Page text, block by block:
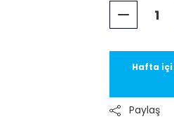
Hafta içi
Paylaş